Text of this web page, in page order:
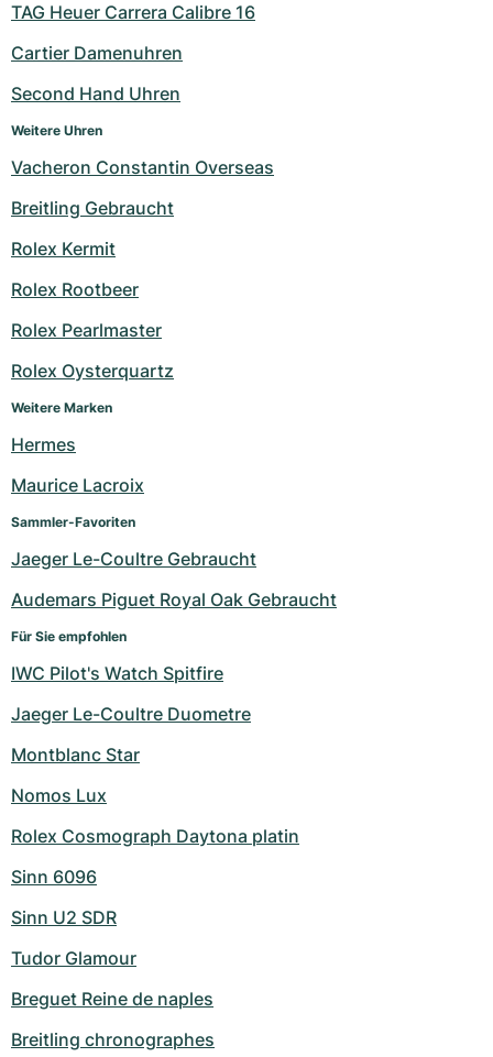
TAG Heuer Carrera Calibre 16
Cartier Damenuhren
Second Hand Uhren
Weitere Uhren
Vacheron Constantin Overseas
Breitling Gebraucht
Rolex Kermit
Rolex Rootbeer
Rolex Pearlmaster
Rolex Oysterquartz
Weitere Marken
Hermes
Maurice Lacroix
Sammler-Favoriten
Jaeger Le-Coultre Gebraucht
Audemars Piguet Royal Oak Gebraucht
Für Sie empfohlen
IWC Pilot's Watch Spitfire
Jaeger Le-Coultre Duometre
Montblanc Star
Nomos Lux
Rolex Cosmograph Daytona platin
Sinn 6096
Sinn U2 SDR
Tudor Glamour
Breguet Reine de naples
Breitling chronographes